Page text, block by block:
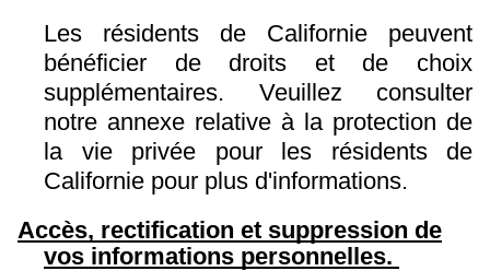
Les résidents de Californie peuvent
bénéficier de droits et de choix
supplémentaires. Veuillez consulter
notre annexe relative à la protection de
la vie privée pour les résidents de
Californie pour plus d'informations.
Accès, rectification et suppression de
vos informations personnelles.